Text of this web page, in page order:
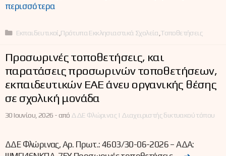
περισσότερα
Κατηγορίες
Εκπαιδευτικοί Πρότυπα Εκκλησιαστικά Σχολεία Τοποθετήσεις
Προσωρινές τοποθετήσεις, και
παρατάσεις προσωρινών τοποθετήσεων,
εκπαιδευτικών ΕΑΕ άνευ οργανικής θέσης
σε σχολική μονάδα
30 Ιουνίου, 2026 -από ΔΔΕ Φλώρινας | Διαχειριστής δικτυακού τόπου
ΔΔΕ Φλώρινας, Αρ. Πρωτ.: 4603/30-06-2026 – ΑΔΑ: